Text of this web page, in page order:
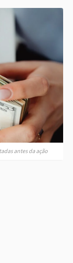
antes da ação